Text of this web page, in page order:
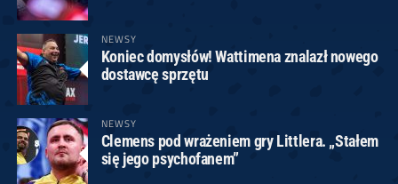
NEWSY
Koniec domysłów! Wattimena znalazł nowego
dostawcę sprzętu
NEWSY
Clemens pod wrażeniem gry Littlera. „Stałem
się jego psychofanem”